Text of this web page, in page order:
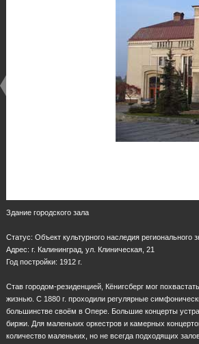
Здание городского зала
Статус: Объект культурного наследия регионального
Адрес: г. Калининград, ул. Клиническая, 21
Год постройки: 1912 г.
Став городом-резиденцией, Кёнигсберг мог
жизнью. С 1880 г. проходили регулярные
большинстве своём в Опере. Большие концерты
биржи. Для маленьких оркестров и камерных
количество маленьких, но не всегда подходящих